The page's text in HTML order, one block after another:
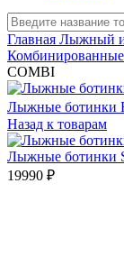
Главная Лыжный
COMBI
Лыжные ботинки
Назад к товарам
Лыжные ботинки
19990 ₽